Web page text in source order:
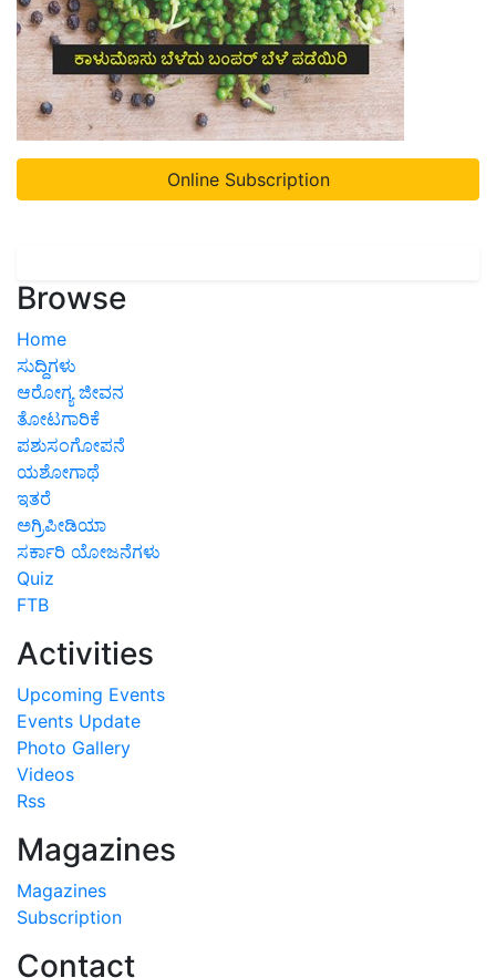
Online Subscription
Browse
Home
ಸುದ್ದಿಗಳು
ಆರೋಗ್ಯ ಜೀವನ
ತೋಟಗಾರಿಕೆ
ಪಶುಸಂಗೋಪನೆ
ಯಶೋಗಾಥೆ
ಇತರೆ
ಅಗ್ರಿಪೀಡಿಯಾ
ಸರ್ಕಾರಿ ಯೋಜನೆಗಳು
Quiz
FTB
Activities
Upcoming Events
Events Update
Photo Gallery
Videos
Rss
Magazines
Magazines
Subscription
Contact